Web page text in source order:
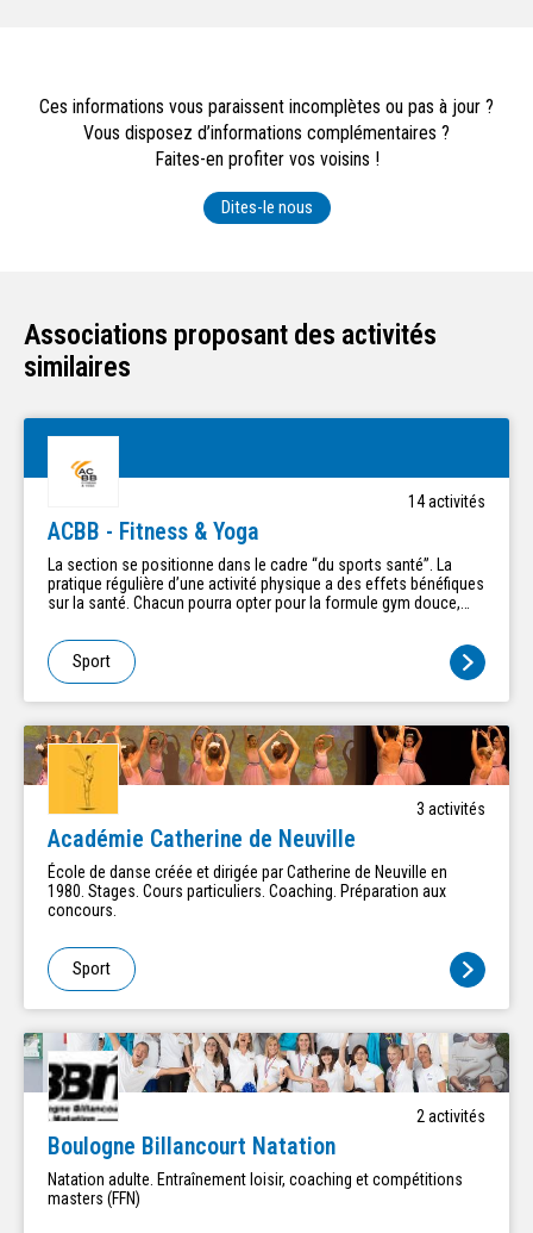
Ces informations vous paraissent incomplètes ou pas à jour ?
Vous disposez d’informations complémentaires ?
Faites-en profiter vos voisins !
Dites-le nous
Associations proposant des activités
similaires
14activités
ACBB - Fitness & Yoga
La section se positionne dans le cadre “du sports santé”. La
pratique régulière d’une activité physique a des effets bénéfiques
sur la santé. Chacun pourra opter pour la formule gym douce,
Sport
3 activités
Académie Catherine de Neuville
École de danse créée et dirigée par Catherine de Neuville en
1980. Stages. Cours particuliers. Coaching. Préparation aux
concours.
Sport
2activités
Boulogne Billancourt Natation
Natation adulte. Entraînement loisir, coaching et compétitions
masters (FFN)